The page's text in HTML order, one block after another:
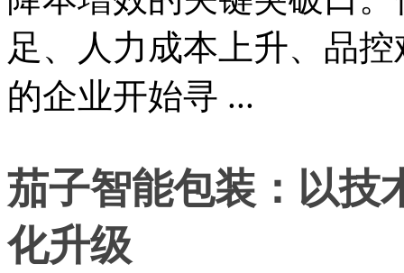
足、人力成本上升、品
的企业开始寻 ...
茄子智能包装：以技
化升级